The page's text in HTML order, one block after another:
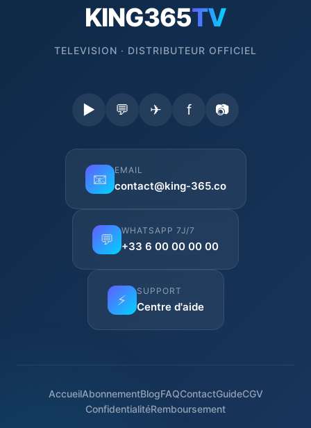
KING365TV
TELEVISION · DISTRIBUTEUR OFFICIEL
▶ 💬 ✈ f 📷
📧
EMAIL
contact@king-365.co
💬
WHATSAPP 7J/7
+33 6 00 00 00 00
⚡
SUPPORT
Centre d'aide
AccueilAbonnementBlogFAQContactGuideCGV
ConfidentialitéRemboursement